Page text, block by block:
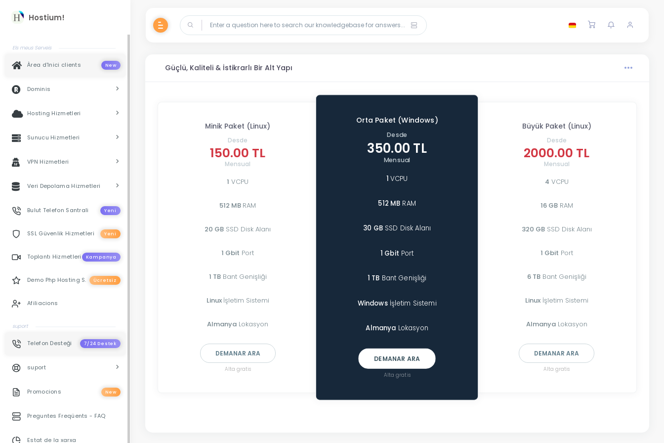
Hostium!
Els meus Serveis
Àrea d'Inici clients New
Dominis
Hosting Hizmetleri
Sunucu Hizmetleri
VPN Hizmetleri
Veri Depolama Hizmetleri
Bulut Telefon Santrali Yeni
SSL Güvenlik Hizmetleri Yeni
Toplantı Hizmetleri Kampanya
Demo Php Hosting S. Ücretsiz
Afiliacions
suport
Telefon Desteği 7/24 Destek
suport
Promocions New
Preguntes Freqüents - FAQ
Estat de la xarxa
Güçlü, Kaliteli & İstikrarlı Bir Alt Yapı
Minik Paket (Linux)
Desde
150.00 TL
Mensual
1 VCPU
512 MB RAM
20 GB SSD Disk Alanı
1 Gbit Port
1 TBBant Genişliği
Linux İşletim Sistemi
Almanya Lokasyon
DEMANAR ARA
Alta gratis
Orta Paket (Windows)
Desde
350.00 TL
Mensual
1VCPU
512 MB RAM
30 GB SSD Disk Alanı
1 Gbit Port
1 TB Bant Genişliği
Windows İşletim Sistemi
Almanya Lokasyon
DEMANAR ARA
Alta gratis
Büyük Paket (Linux)
Desde
2000.00 TL
Mensual
4 VCPU
16 GBRAM
320 GBSSD Disk Alanı
1 Gbit Port
6 TBBant Genişliği
Linuxİşletim Sistemi
AlmanyaLokasyon
DEMANAR ARA
Alta gratis